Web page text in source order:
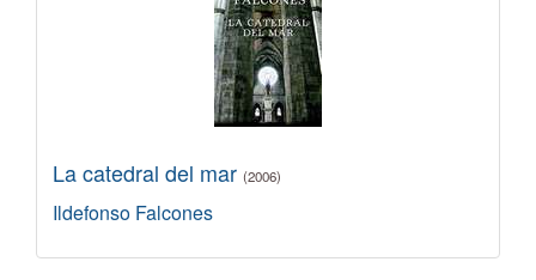
La catedral del mar (2006)
Ildefonso Falcones